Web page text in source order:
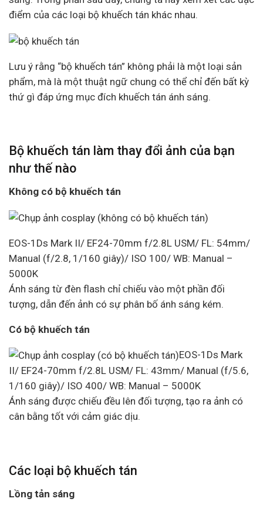
điểm của các loại bộ khuếch tán khác nhau.
Lưu ý rằng “bộ khuếch tán” không phải là một loại sản
phẩm, mà là một thuật ngữ chung có thể chỉ đến bất kỳ
thứ gì đáp ứng mục đích khuếch tán ánh sáng.
Bộ khuếch tán làm thay đổi ảnh của bạn
như thế nào
Không có bộ khuếch tán
EOS-1Ds Mark II/ EF24-70mm f/2.8L USM/ FL: 54mm/
Manual (f/2.8, 1/160 giây)/ ISO 100/ WB: Manual –
5000K
Ánh sáng từ đèn flash chỉ chiếu vào một phần đối
tượng, dẫn đến ảnh có sự phân bố ánh sáng kém.
Có bộ khuếch tán
EOS-1Ds Mark
II/ EF24-70mm f/2.8L USM/ FL: 43mm/ Manual (f/5.6,
1/160 giây)/ ISO 400/ WB: Manual – 5000K
Ánh sáng được chiếu đều lên đối tượng, tạo ra ảnh có
cân bằng tốt với cảm giác dịu.
Các loại bộ khuếch tán
Lồng tản sáng